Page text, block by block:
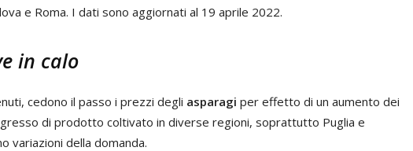
e Roma. I dati sono aggiornati al 19 aprile 2022.
in calo
cedono il passo i prezzi degli asparagi per effetto di un aumento dei
di prodotto coltivato in diverse regioni, soprattutto Puglia e
variazioni della domanda.